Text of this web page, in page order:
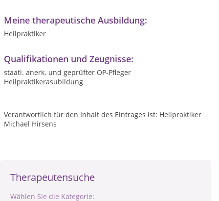
Therapeutensuche
Wählen Sie die Kategorie:
Meine therapeutische Ausbildung:
Heilpraktiker
Qualifikationen und Zeugnisse:
staatl. anerk. und geprüfter OP-Pfleger
Heilpraktikerasubildung
Verantwortlich für den Inhalt des Eintrages ist: Heilpraktiker
Michael Hirsens